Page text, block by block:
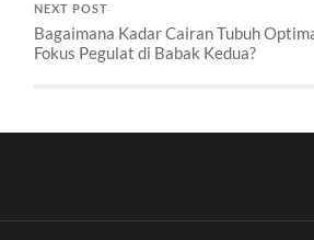
NEXT POST
Bagaimana Kadar Cairan Tubuh
Fokus Pegulat di Babak Kedua?